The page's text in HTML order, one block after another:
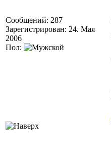
Сообщений: 287
Зарегистрирован: 24. Мая
2006
Пол: